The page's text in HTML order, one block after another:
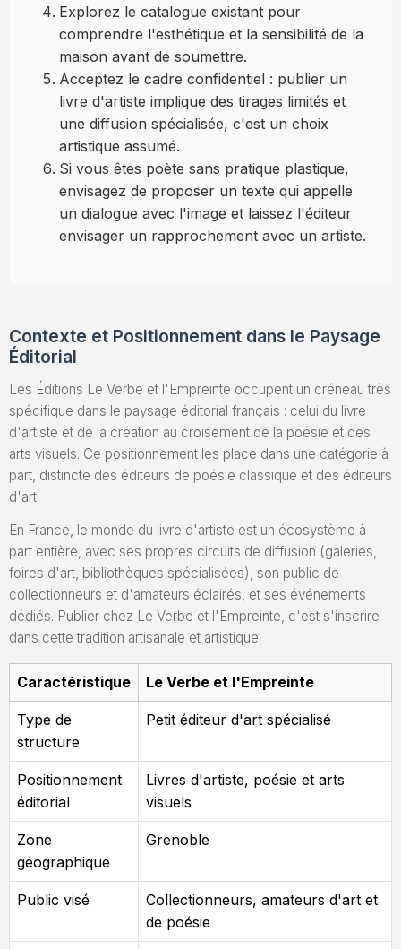
Explorez le catalogue existant pour
comprendre l'esthétique et la sensibilité de la
maison avant de soumettre.
Acceptez le cadre confidentiel : publier un
livre d'artiste implique des tirages limités et
une diffusion spécialisée, c'est un choix
artistique assumé.
Si vous êtes poète sans pratique plastique,
envisagez de proposer un texte qui appelle
un dialogue avec l'image et laissez l'éditeur
envisager un rapprochement avec un artiste.
Contexte et Positionnement dans le Paysage
Éditorial
Les Éditions Le Verbe et l'Empreinte occupent un créneau très
spécifique dans le paysage éditorial français : celui du livre
d'artiste et de la création au croisement de la poésie et des
arts visuels. Ce positionnement les place dans une catégorie à
part, distincte des éditeurs de poésie classique et des éditeurs
d'art.
En France, le monde du livre d'artiste est un écosystème à
part entière, avec ses propres circuits de diffusion (galeries,
foires d'art, bibliothèques spécialisées), son public de
collectionneurs et d'amateurs éclairés, et ses événements
dédiés. Publier chez Le Verbe et l'Empreinte, c'est s'inscrire
dans cette tradition artisanale et artistique.
Caractéristique Le Verbe et l'Empreinte
Type de
structure
Petit éditeur d'art spécialisé
Positionnement
éditorial
Livres d'artiste, poésie et arts
visuels
Zone
géographique
Grenoble
Public visé
Collectionneurs, amateurs d'art et
de poésie